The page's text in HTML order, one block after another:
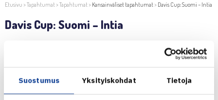
Suostumus Yksityiskohdat Tietoja
Etusivu >Tapahtumat>Tapahtumat> Kansainväliset tapahtumat> Davis Cup: Suomi – Intia
Davis Cup: Suomi – Intia
Jaa: